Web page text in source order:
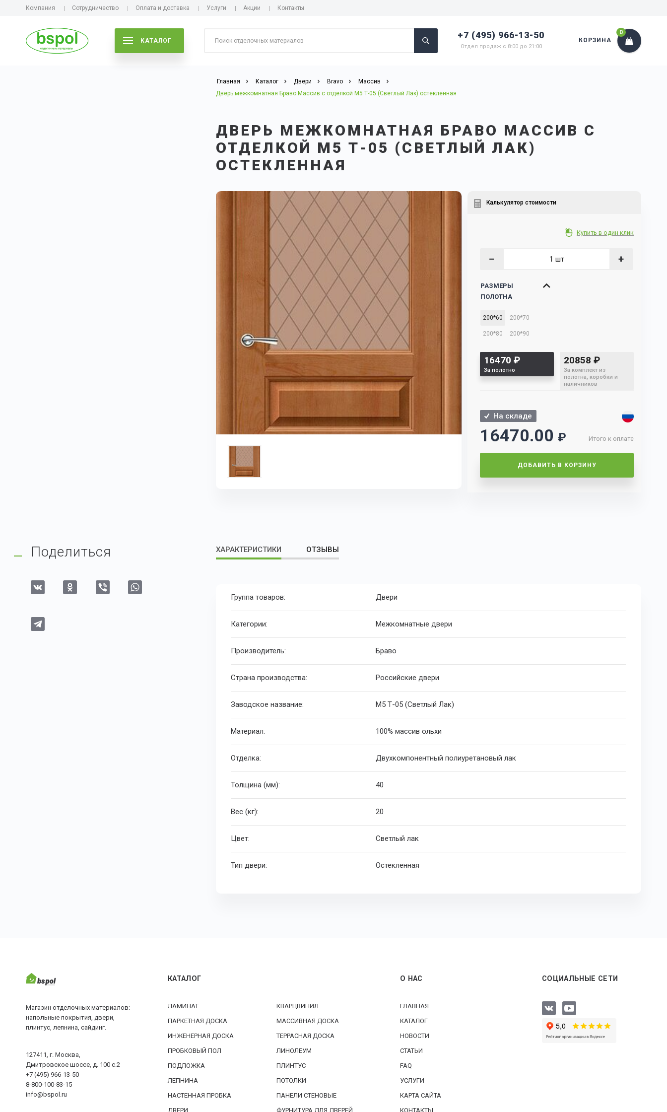
Компания Сотрудничество Оплата и доставка Услуги Акции Контакты
КАТАЛОГ
+7 (495) 966-13-50
Отдел продаж с 8:00 до 21:00
КОРЗИНА
0
Главная Каталог Двери Bravo
Массив
Дверь межкомнатная Браво Массив с отделкой М5 Т-05 (Светлый Лак) остекленная
ДВЕРЬ МЕЖКОМНАТНАЯ БРАВО МАССИВ С
ОТДЕЛКОЙ М5 Т-05 (СВЕТЛЫЙ ЛАК)
ОСТЕКЛЕННАЯ
Калькулятор стоимости
Купить в один клик
− +
РАЗМЕРЫ
ПОЛОТНА
200*60 200*70
200*80 200*90
16470 ₽
За полотно
20858 ₽
За комплект из
полотна, коробки и
наличников
На складе
Итого к оплате
16470.00 ₽
ДОБАВИТЬ В КОРЗИНУ
ХАРАКТЕРИСТИКИ ОТЗЫВЫ
Группа товаров: Двери
Категории: Межкомнатные двери
Производитель: Браво
Страна производства: Российские двери
Заводское название: М5 Т-05 (Светлый Лак)
Материал: 100% массив ольхи
Отделка: Двухкомпонентный полиуретановый лак
Толщина (мм): 40
Вес (кг): 20
Цвет: Светлый лак
Тип двери: Остекленная
Поделиться
Магазин отделочных материалов:
напольные покрытия, двери,
плинтус, лепнина, сайдинг.
127411, г. Москва,
Дмитровское шоссе, д. 100 с.2
+7 (495) 966-13-50
8-800-100-83-15
info@bspol.ru
КАТАЛОГ
ЛАМИНАТ
КВАРЦВИНИЛ
ПАРКЕТНАЯ ДОСКА
МАССИВНАЯ ДОСКА
ИНЖЕНЕРНАЯ ДОСКА
ТЕРРАСНАЯ ДОСКА
ПРОБКОВЫЙ ПОЛ
ЛИНОЛЕУМ
ПОДЛОЖКА
ПЛИНТУС
ЛЕПНИНА
ПОТОЛКИ
НАСТЕННАЯ ПРОБКА
ПАНЕЛИ СТЕНОВЫЕ
ДВЕРИ
ФУРНИТУРА ДЛЯ ДВЕРЕЙ
О НАС
ГЛАВНАЯ
КАТАЛОГ
НОВОСТИ
СТАТЬИ
FAQ
УСЛУГИ
КАРТА САЙТА
КОНТАКТЫ
СОЦИАЛЬНЫЕ СЕТИ